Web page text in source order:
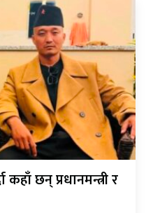
छन् प्रधानमन्त्री र